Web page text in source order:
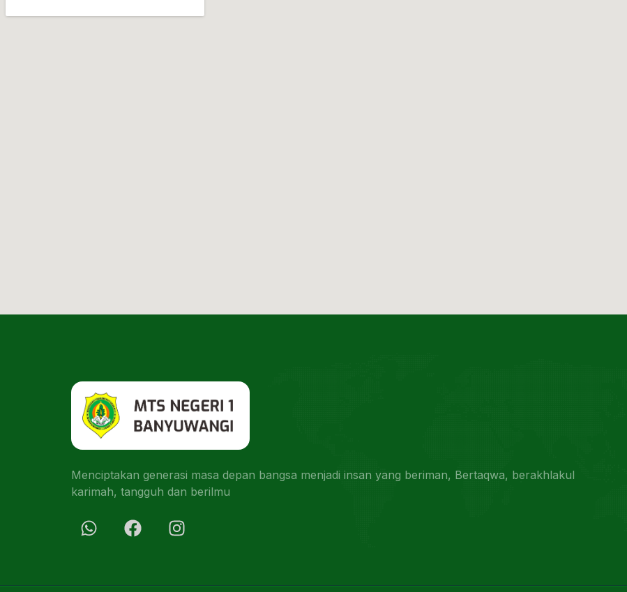
Menciptakan generasi masa depan bangsa menjadi insan yang beriman, Bertaqwa, berakhlakul
karimah, tangguh dan berilmu